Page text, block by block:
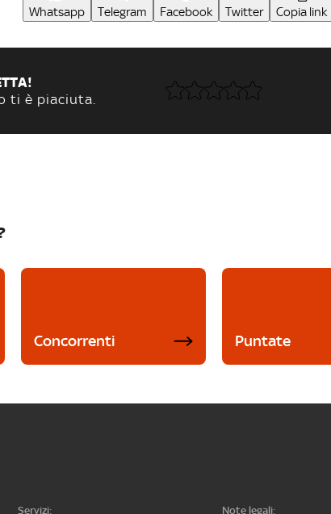
Whatsapp Telegram Facebook Twitter Copia link
ti è piaciuta.
Concorrenti Puntate
Servizi: Note legali: